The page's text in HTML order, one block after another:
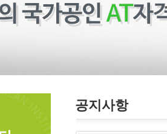
공지사항